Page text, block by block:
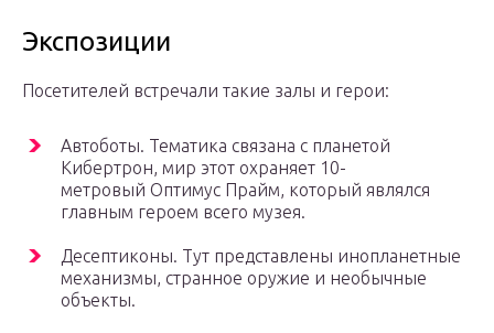
Экспозиции
Посетителей встречали такие залы и герои:
Автоботы. Тематика связана с планетой
Кибертрон, мир этот охраняет 10-
метровый Оптимус Прайм, который являлся
главным героем всего музея.
Десептиконы. Тут представлены инопланетные
механизмы, странное оружие и необычные
объекты.